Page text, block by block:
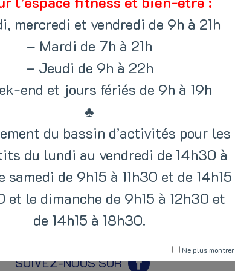
SUIVEZ-NOUS SUR
mercredi et vendredi de 9h à 21h
– Mardi de 7h à 21h
– Jeudi de 9h à 22h
end et jours fériés de 9h à 19h
♣
du bassin d’activités pour les
du lundi au vendredi de 14h30 à
samedi de 9h15 à 11h30 et de 14h15
et le dimanche de 9h15 à 12h30 et
de 14h15 à 18h30.
Ne plus montrer